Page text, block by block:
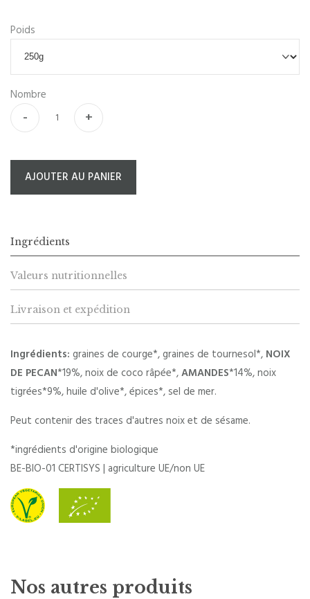
Poids
Nombre
- +
AJOUTER AU PANIER
Ingrédients
Valeurs nutritionnelles
Livraison et expédition
Ingrédients: graines de courge*, graines de tournesol*, NOIX
DE PECAN*19%, noix de coco râpée*,AMANDES*14%, noix
tigrées*9%, huile d'olive*, épices*, sel de mer.
Peut contenir des traces d'autres noix et de sésame.
*ingrédients d'origine biologique
BE-BIO-01 CERTISYS | agriculture UE/non UE
Nos autres produits